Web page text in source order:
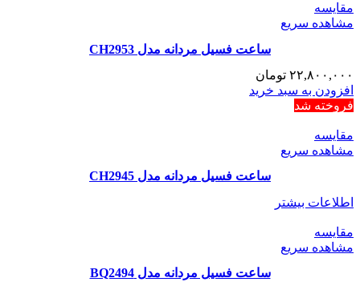
مقایسه
مشاهده سریع
ساعت فسیل مردانه مدل CH2953
۲۲,۸۰۰,۰۰۰ تومان
افزودن به سبد خرید
فروخته شد
مقایسه
مشاهده سریع
ساعت فسیل مردانه مدل CH2945
اطلاعات بیشتر
مقایسه
مشاهده سریع
ساعت فسیل مردانه مدل BQ2494